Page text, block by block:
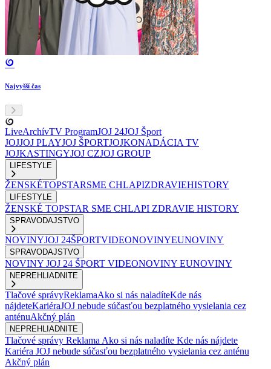
Najvyšší čas
LiveArchívTV ProgramJOJ 24JOJ Šport
JOJJOJ PLAYJOJ ŠPORTJOJKONADÁCIA TV
JOJKASTINGYJOJ CZJOJ GROUP
LIFESTYLE
ŽENSKÉTOPSTARSME CHLAPIZDRAVIEHISTORY
LIFESTYLE
ŽENSKÉ TOPSTAR SME CHLAPI ZDRAVIE HISTORY
SPRAVODAJSTVO
NOVINYJOJ 24ŠPORTVIDEONOVINYEUNOVINY
SPRAVODAJSTVO
NOVINY JOJ 24 ŠPORT VIDEONOVINY EUNOVINY
NEPREHLIADNITE
Tlačové správyReklamaAko si nás naladíteKde nás
nájdeteKariéraJOJ nebude súčasťou bezplatného vysielania cez
anténuAkčný plán
NEPREHLIADNITE
Tlačové správy Reklama Ako si nás naladíte Kde nás nájdete
Kariéra JOJ nebude súčasťou bezplatného vysielania cez anténu
Akčný plán